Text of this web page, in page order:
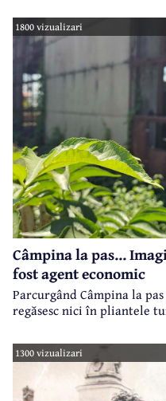
ca parte a unui demers
a fondurilor publice.
1800 vizualizari
Câmpina la pas...
fost agent economic
Parcurgând Câmpina la
regăsesc nici în pliantele
1300 vizualizari